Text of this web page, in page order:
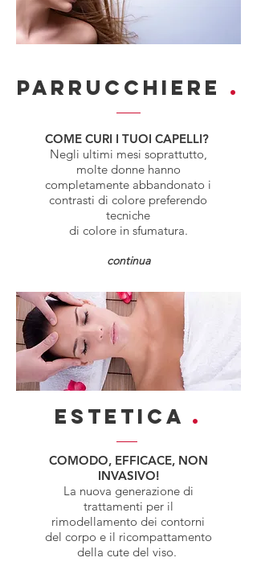
PARRUCCHIERE .
COME CURI I TUOI CAPELLI?
Negli ultimi mesi soprattutto,
molte donne hanno
completamente abbandonato i
contrasti di colore preferendo
tecniche
di colore in sfumatura.
continua
ESTETICA .
COMODO, EFFICACE, NON
INVASIVO!
La nuova generazione di
trattamenti per il
rimodellamento dei contorni
del corpo e il ricompattamento
della cute del viso.